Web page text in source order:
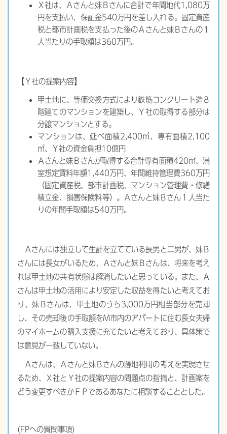
Ｘ社は、Ａさんと妹Ｂさんに合計で年間地代1,080万
円を支払い、保証金540万円を差し入れる。固定資産
税と都市計画税を支払った後のＡさんと妹Ｂさんの１
人当たりの手取額は360万円。
【Ｙ社の提案内容】
甲土地に、等価交換方式により鉄筋コンクリート造８
階建てのマンションを建築し、Ｙ社の取得する部分は
分譲マンションとする。
マンションは、延べ面積2,400㎡、専有面積2,100
㎡、Ｙ社の資金負担10億円
Ａさんと妹Ｂさんが取得する合計専有面積420㎡、満
室想定賃料年額1,440万円、年間維持管理費360万円
（固定資産税、都市計画税、マンション管理費・修繕
積立金、損害保険料等）。Ａさんと妹Ｂさん１人当た
りの年間手取額は540万円。
Ａさんには独立して生計を立てている長男と二男が、妹Ｂ
さんには長女がいるため、Ａさんと妹Ｂさんは、将来を考え
れば甲土地の共有状態は解消したいと思っている。また、Ａ
さんは甲土地の活用により安定した収益を得たいと考えてお
り、妹Ｂさんは、甲土地のうち3,000万円相当部分を売却
し、その売却後の手取額をＭ市内のアパートに住む長女夫婦
のマイホームの購入支援に充てたいと考えており、具体策で
は意見が一致していない。
Ａさんは、Ａさんと妹Ｂさんの跡地利用の考えを実現させ
るため、Ｘ社とＹ社の提案内容の問題点の指摘と、計画案を
どう変更すべきかＦＰであるあなたに相談することとした。
(FPへの質問事項)